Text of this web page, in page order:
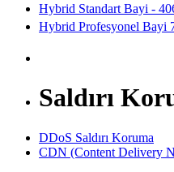
Hybrid Standart Bayi -
Hybrid Profesyonel Bayi
Saldırı
DDoS Saldırı Koruma
CDN (Content Delivery